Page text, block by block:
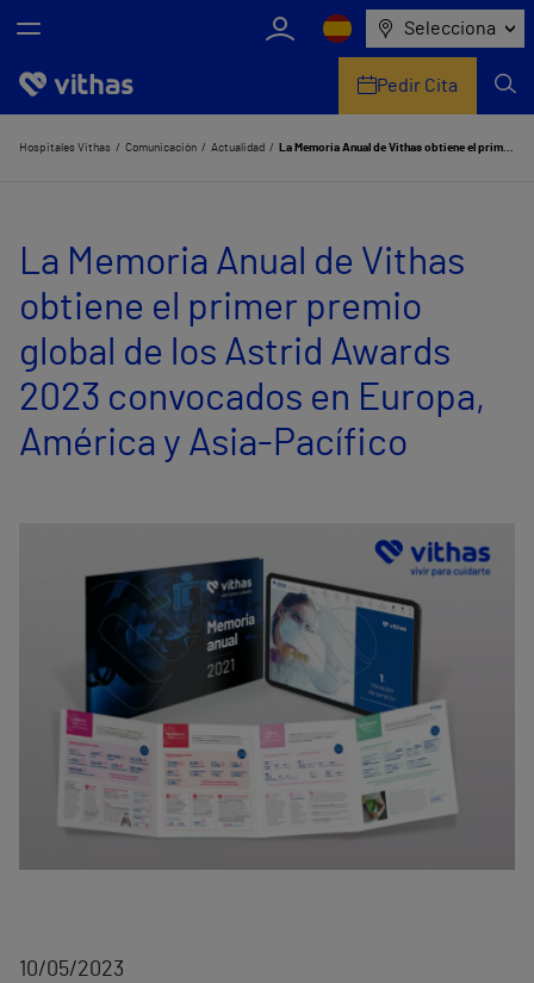
Selecciona
Nosotros
Servicios de salud
Equipo médico y asistencial
Información útil
Comunicación
Pedir Cita
Hospitales Vithas Comunicación Actualidad La Memoria Anual de Vithas obtiene el primer premio global de los Astrid Awards 2023 convocados en Europa, América y Asia-Pacífico
La Memoria Anual de Vithas
obtiene el primer premio
global de los Astrid Awards
2023 convocados en Europa,
América y Asia-Pacífico
10/05/2023